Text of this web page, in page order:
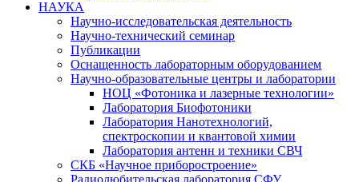
НАУКА
Научно-исследовательская деятельность
Научно-технический семинар
Публикации
Оснащенность лабораторным оборудованием
Научно-образовательные центры и лаборатории
НОЦ «Фотоника и лазерные технологии»
Лаборатория Биофотоники
Лаборатория Нанотехнологий,
спектроскопии и квантовой химии
Лаборатория антенн и техники СВЧ
СКБ «Научное приборостроение»
Радиолюбительская лаборатория СФУ